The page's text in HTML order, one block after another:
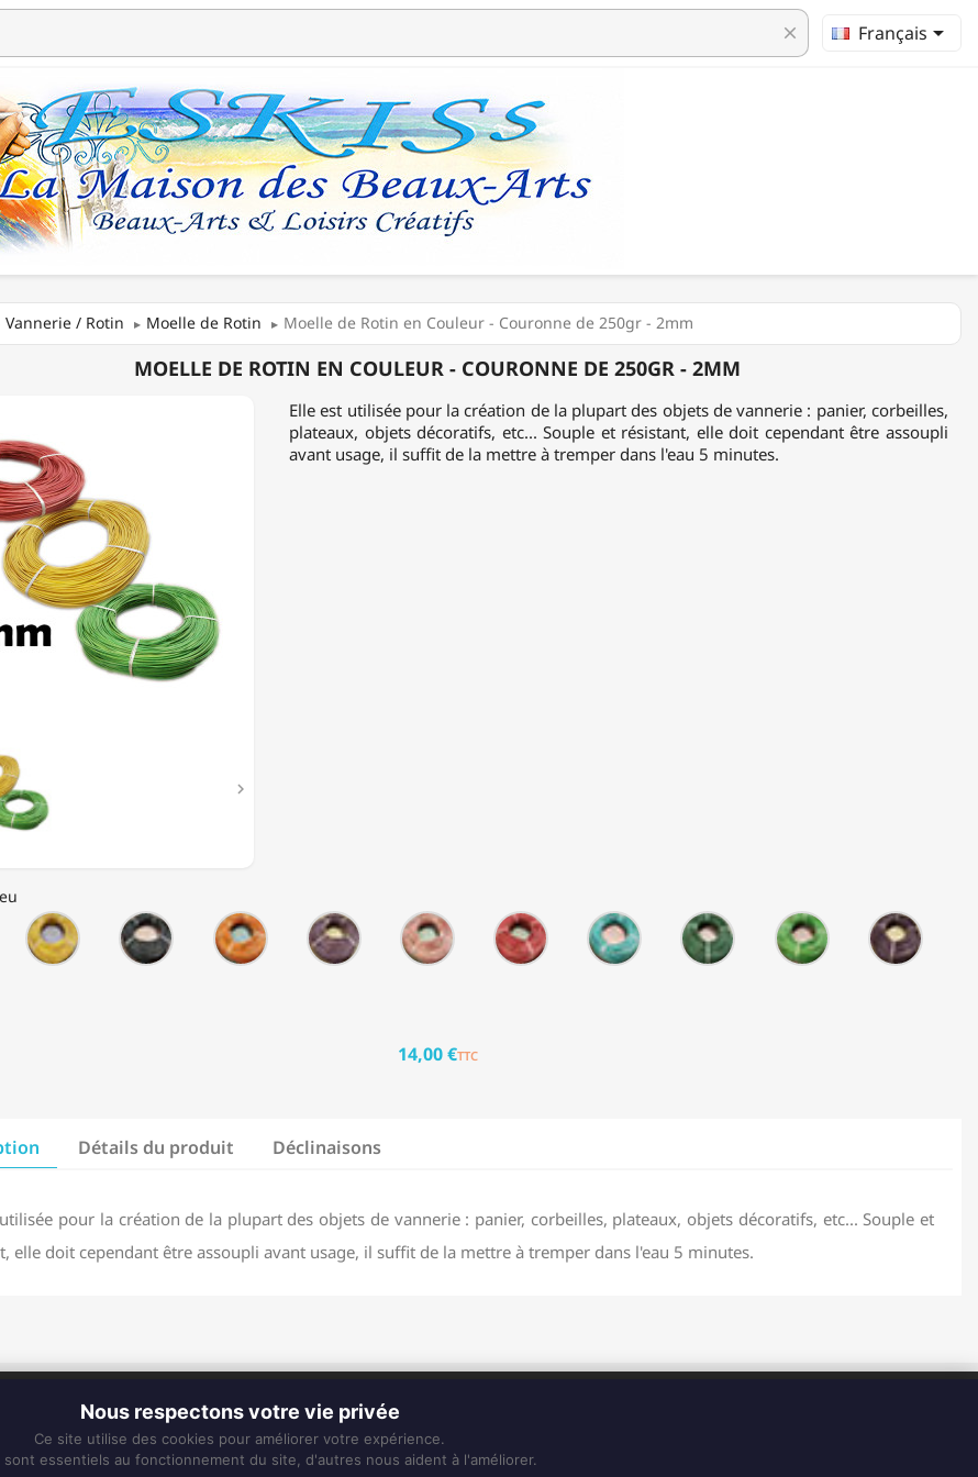
clear Français
Vannerie / Rotin Moelle de Rotin Moelle de Rotin en Couleur - Couronne de 250gr - 2mm
MOELLE DE ROTIN EN COULEUR - COURONNE DE 250GR - 2MM

Elle est utilisée pour la création de la plupart des objets de vannerie : panier, corbeilles,
plateaux, objets décoratifs, etc... Souple et résistant, elle doit cependant être assoupli
avant usage, il suffit de la mettre à tremper dans l'eau 5 minutes.
Jaune Noir Orange Parme Rose Rouge Turquoise Vert
Vert
Clair
Violet
14,00 €TTC
Détails du produit Déclinaisons
pour la création de la plupart des objets de vannerie : panier, corbeilles, plateaux, objets décoratifs, etc... Souple et
elle doit cependant être assoupli avant usage, il suffit de la mettre à tremper dans l'eau 5 minutes.
Fixe :
0596 63 25 94
Mobile : 0696 50 91 61
Nous respectons votre vie privée
Ce site utilise des cookies pour améliorer votre expérience.
sont essentiels au fonctionnement du site, d'autres nous aident à l'améliorer.